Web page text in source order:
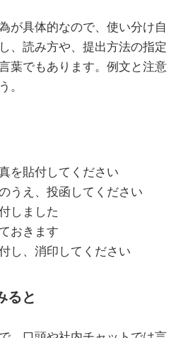
が具体的なので、使い分け自
、読み方や、提出方法の指定
葉でもあります。例文と注意
。
を貼付してください
うえ、投函してください
しました
おきます
し、消印してください
ると